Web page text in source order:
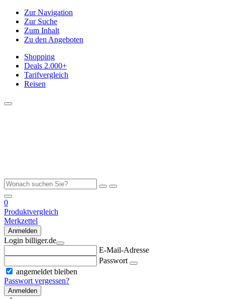
Zur Navigation
Zur Suche
Zum Inhalt
Zu den Angeboten
Shopping
Deals 2.000+
Tarifvergleich
Reisen
0
Produktvergleich
Merkzettel
Anmelden
Login billiger.de
E-Mail-Adresse
Passwort
angemeldet bleiben
Passwort vergessen?
Anmelden